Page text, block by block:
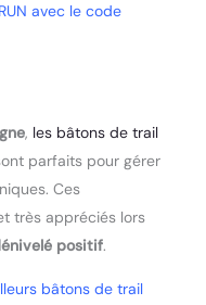
avec le code
, les bâtons de trail
parfaits pour gérer
Ces
très appréciés lors
positif.
bâtons de trail